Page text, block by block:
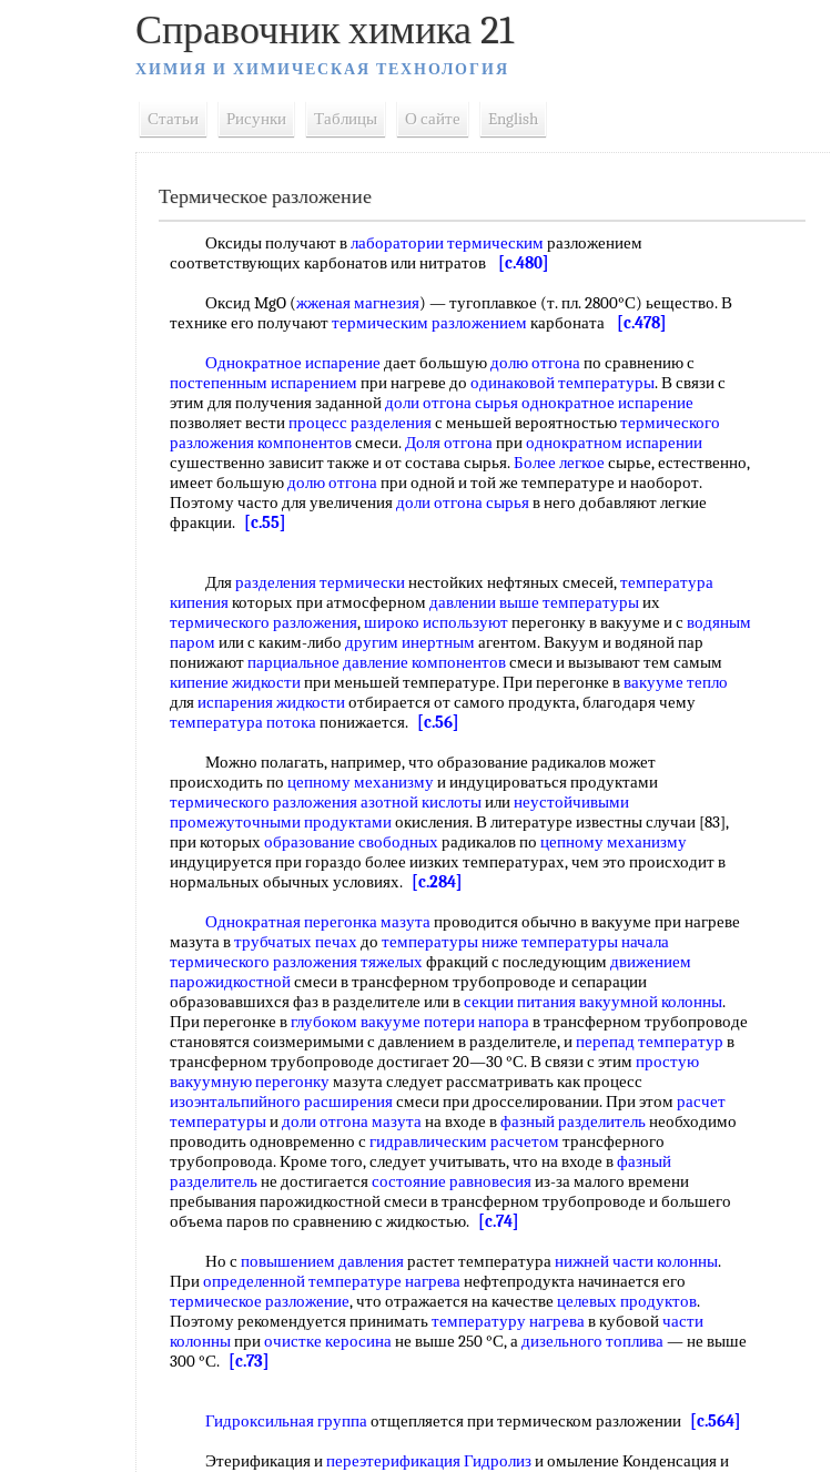
Справочник химика 21
ХИМИЯ И ХИМИЧЕСКАЯ ТЕХНОЛОГИЯ
Статьи Рисунки Таблицы О сайте English
Термическое разложение
Оксиды получают влаборатории термическим разложением
соответствующих карбонатов или нитратов
[c.480]
Оксид MgO (жженая магнезия) — тугоплавкое (т. пл. 2800°С) ьещество. В
технике его получаюттермическим разложением карбоната
[c.478]
Однократное испарение дает большуюдолю отгонапо сравнению с
постепенным испарением при нагреве до одинаковой температуры. В связи с
этим для получения заданнойдоли отгона сырьяоднократное испарение
позволяет вестипроцесс разделенияс меньшей вероятностьютермического
разложения компонентовсмеси.Доля отгонаприоднократном испарении
сушественно зависит также и от состава сырья.Более легкое сырье, естественно,
имеет большуюдолю отгонапри одной и той же температуре и наоборот.
Поэтому часто для увеличениядоли отгона сырьяв него добавляют легкие
фракции.
[c.55]
Дляразделения термическинестойких нефтяных смесей,температура
кипениякоторых при атмосферном давлении выше температурыих
термического разложения,широко используютперегонку в вакууме и сводяным
паром или с каким-либо другим инертным агентом. Вакуум и водяной пар
понижаютпарциальное давление компонентовсмеси и вызывают тем самым
кипение жидкостипри меньшей температуре. При перегонке ввакууме тепло
дляиспарения жидкостиотбирается от самого продукта, благодаря чему
температура потокапонижается.
[c.56]
Можно полагать, например, что образование радикалов может
происходить по цепному механизмуи индуцироваться продуктами
термического разложения азотной кислотыилинеустойчивыми
промежуточными продуктамиокисления. В литературе известны случаи [83],
при которыхобразование свободныхрадикалов по цепному механизму
индуцируется при гораздо более иизких температурах, чем это происходит в
нормальных обычных условиях.
[c.284]
Однократная перегонка мазутапроводится обычно в вакууме при нагреве
мазута втрубчатых печахдо температуры ниже температуры начала
термического разложения тяжелыхфракций с последующим движением
парожидкостнойсмеси в трансферном трубопроводе и сепарации
образовавшихся фаз в разделителе или всекции питаниявакуумной колонны.
При перегонке вглубоком вакууме потери напорав трансферном трубопроводе
становятся соизмеримыми с давлением в разделителе, иперепад температур в
трансферном трубопроводе достигает 20—30 °С. В связи с этим простую
вакуумную перегонкумазута следует рассматривать как процесс
изоэнтальпийного расширениясмеси при дросселировании. При этом расчет
температурыидоли отгона мазутана входе вфазный разделительнеобходимо
проводить одновременно сгидравлическим расчетом трансферного
трубопровода. Кроме того, следует учитывать, что на входе вфазный
разделительне достигаетсясостояние равновесияиз-за малого времени
пребывания парожидкостной смеси в трансферном трубопроводе и большего
объема паров по сравнению с жидкостью.
[c.74]
Но сповышением давлениярастет температуранижней части колонны.
Приопределенной температуре нагреванефтепродукта начинается его
термическое разложение, что отражается на качестве целевых продуктов.
Поэтому рекомендуется приниматьтемпературу нагревав кубовойчасти
колонныприочистке керосинане выше 250 °С, адизельного топлива— не выше
300 °С.
[c.73]
Гидроксильная группаотщепляется при термическом разложении
[c.564]
Этерификация ипереэтерификация Гидролизи омыление Конденсация и